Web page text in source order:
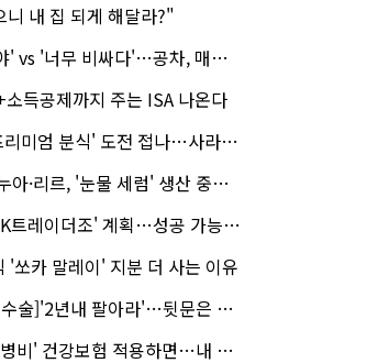
내 집 되게 해달라?"
'너무 비싸다'…공차, 매각 성공할까
득공제까지 주는 ISA 나온다
엄 분식' 도전 접나…사라진 '멜팅피스'
·리르, '눈물 세럼' 생산 중단한다
이더조' 계획…성공 가능성은 '글쎄'
'쏘카 말레이' 지분 더 사는 이유
]'2년내 팔아라'…뒷문은 열었다
건강보험 적용하면…내 간병보험은?